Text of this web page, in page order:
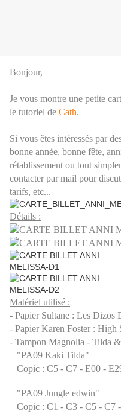
Bonjour,
Je vous montre une petite
le tutoriel de Cath.
Si vous êtes intéressés par
bonne année, bonne fête,
rétablissement ou tout
contacter par mail pour
tarifs, etc...
Détails :
Matériel utilisé :
- Papier Sultane : Les
- Papier Karen Foster : High
- Tampon Magnolia - Tilda
"PA09 Kaki Tilda"
Copic : C5 - C7 - E00 -
"PA09 Jungle edwin"
Copic : C1 - C3 - C5 - C7